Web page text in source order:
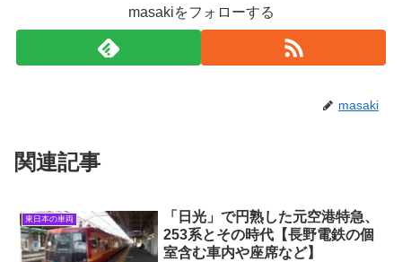
masakiをフォローする
masaki
関連記事
東日本の車両
「日光」で円熟した元空港特急、
253系とその時代【長野電鉄の個
室含む車内や座席など】